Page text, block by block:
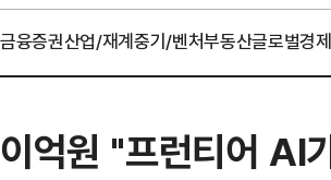
금융증권산업/재계중기/벤처부동산글로벌경제
이억원 "프런티어 AI